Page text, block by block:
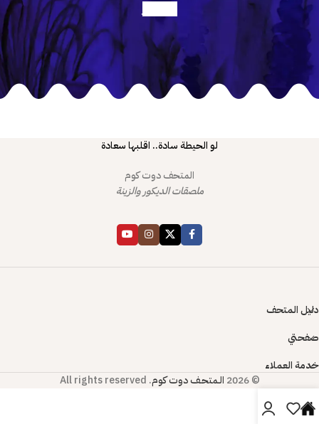
لو الحيطة سادة.. اقلبها سعادة
المتحف دوت كوم
ملصقات الديكور والزينة
دليل المتحف
صفحتي
خدمة العملاء
© 2026
الـمتحـف دوت كوم. All rights reserved